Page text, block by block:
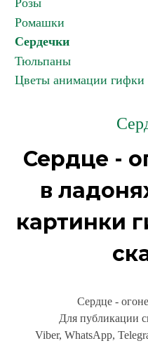
Розы
Ромашки
Сердечки
Тюльпаны
Цветы анимации гифки
Сердце -
в
картинки
Сердце -
Для публикации
Viber, WhatsApp,